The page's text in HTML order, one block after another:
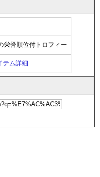
栄誉順位付トロフィー
テム詳細